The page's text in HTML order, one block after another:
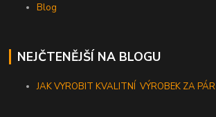
Blog
NEJČTENĚJŠÍ NA BLOGU
JAK VYROBIT KVALITNÍ VÝROBEK ZA